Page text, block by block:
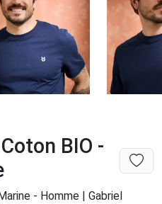
BIO -
- Homme | Gabriel